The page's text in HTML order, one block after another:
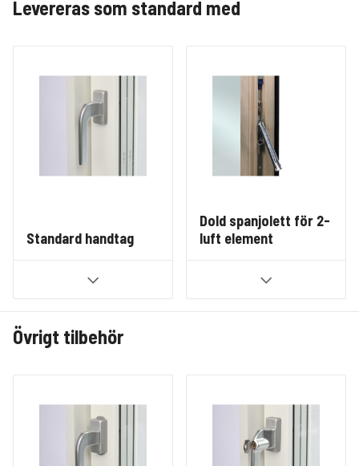
Levereras som standard med
Standard handtag
Dold spanjolett för 2-
luft element
Övrigt tilbehör